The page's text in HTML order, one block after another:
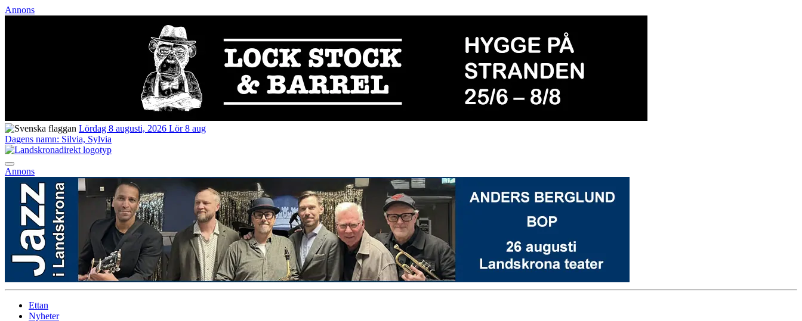
Annons
Lördag 8 augusti, 2026 Lör 8 aug
Dagens namn: Silvia, Sylvia
Annons
Ettan
Nyheter